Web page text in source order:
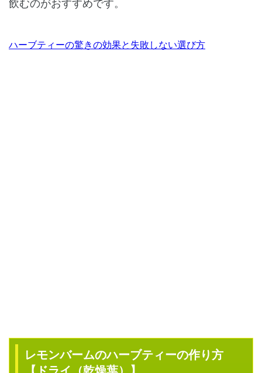
飲むのがおすすめです。
ハーブティーの驚きの効果と失敗しない選び方
レモンバームのハーブティーの作り方